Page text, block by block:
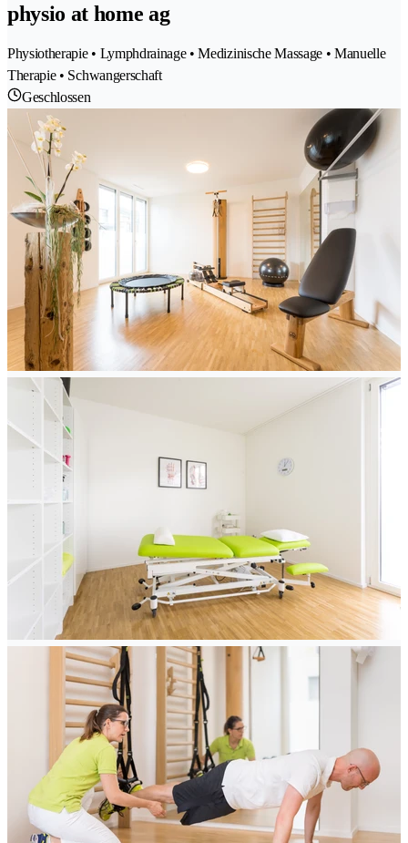
physio at home ag
Physiotherapie • Lymphdrainage • Medizinische Massage • Manuelle
Therapie • Schwangerschaft
Geschlossen